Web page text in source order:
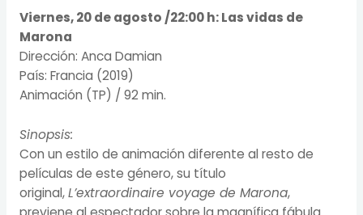
Viernes, 20 de agosto /22:00 h:Las vidas de
Marona
Dirección: Anca Damian
País: Francia (2019)
Animación (TP) / 92 min.
Sinopsis:
Con un estilo de animación diferente al resto de
películas de este género, su título
original,L’extraordinaire voyage de Marona,